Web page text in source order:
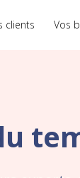
clients Vos